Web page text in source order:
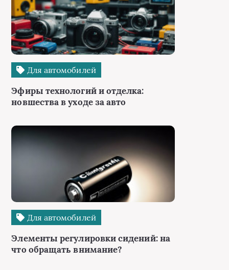
Для автомобилей
Эфиры технологий и отделка:
новшества в уходе за авто
Для автомобилей
Элементы регулировки сидений: на
что обращать внимание?